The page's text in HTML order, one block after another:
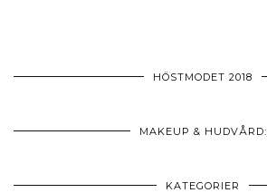
HÖSTMODET 2018
MAKEUP & HUDVÅRD:
KATEGORIER